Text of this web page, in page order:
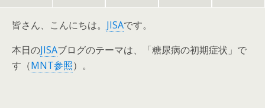
皆さん、こんにちは。 JISAです。
本日のJISAブログのテーマは、「糖尿病の初期症状」で
す（MNT参照）。